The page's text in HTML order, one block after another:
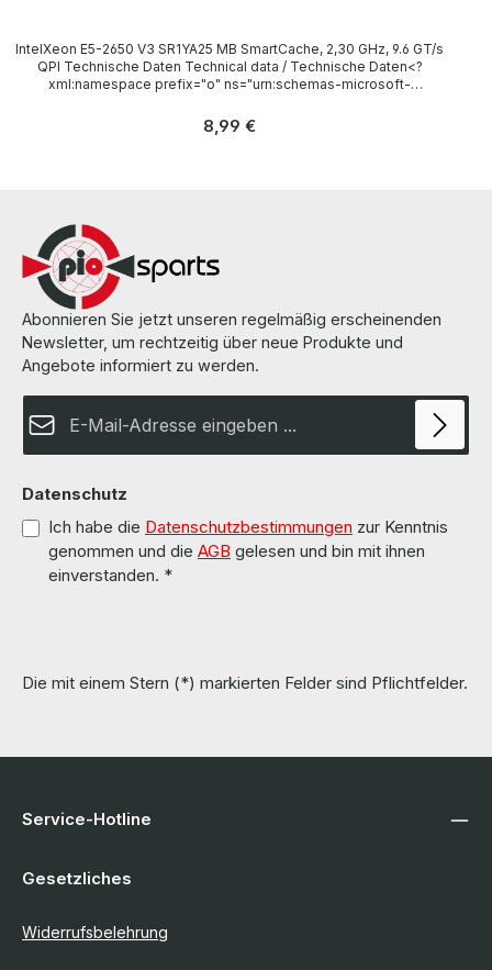
IntelXeon E5-2650 V3 SR1YA25 MB SmartCache, 2,30 GHz, 9.6 GT/s
QPI Technische Daten Technical data / Technische Daten<?
xml:namespace prefix="o" ns="urn:schemas-microsoft-
10 Threads 20 Clock speed / Taktfrequenz 2.30GHz (Turbo:
3.00GHz) L3 Cache 25 MB SmartCache Instruction set / Befehlssatz
The hardware has been overhauled and tested by us.Die Hardware
can be found on the pages of the manufacturer.Weitere
Informationen und Details finden Sie auf den Seiten des
Herstellers.All parts are used but 100% OK!!!Alle Teile sind
gebraucht aber 100 % in Ordnung!!!
Regulärer Preis:
8,99 €
Abonnieren Sie jetzt unseren regelmäßig erscheinenden
Newsletter, um rechtzeitig über neue Produkte und
Angebote informiert zu werden.
Datenschutz
Ich habe die Datenschutzbestimmungen zur Kenntnis
genommen und die AGB gelesen und bin mit ihnen
einverstanden. *
Die mit einem Stern (*) markierten Felder sind Pflichtfelder.
Service-Hotline
Gesetzliches
Widerrufsbelehrung